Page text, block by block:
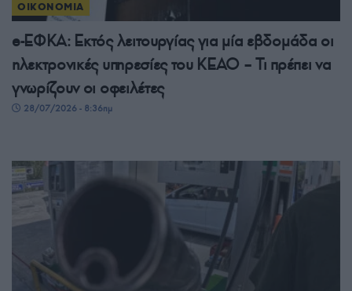
ΟΙΚΟΝΟΜΙΑ
e-ΕΦΚΑ: Εκτός λειτουργίας για μία εβδομάδα οι
ηλεκτρονικές υπηρεσίες του ΚΕΑΟ – Τι πρέπει να
γνωρίζουν οι οφειλέτες
28/07/2026 - 8:36πμ